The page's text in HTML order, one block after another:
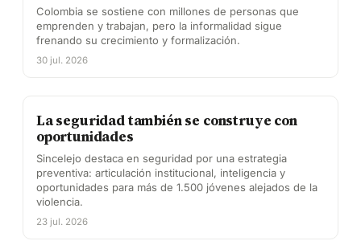
Colombia se sostiene con millones de personas que
emprenden y trabajan, pero la informalidad sigue
frenando su crecimiento y formalización.
30 jul. 2026
La seguridad también se construye con
oportunidades
Sincelejo destaca en seguridad por una estrategia
preventiva: articulación institucional, inteligencia y
oportunidades para más de 1.500 jóvenes alejados de la
violencia.
23 jul. 2026